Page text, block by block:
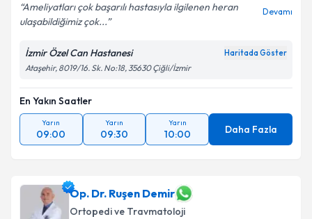
Ameliyatları çok başarılı hastasıyla ilgilenen heran
ulaşabildiğimiz çok...
Devamı
İzmir Özel Can Hastanesi Haritada Göster
Ataşehir, 8019/16. Sk. No:18, 35630 Çiğli/İzmir
En Yakın Saatler
Yarın
09:00
Yarın
09:30
Yarın
10:00 Daha Fazla
Op. Dr. Ruşen Demir
Ortopedi ve Travmatoloji